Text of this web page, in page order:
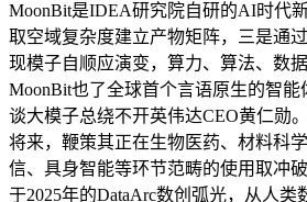
MoonBit是IDEA研究院自研的AI时代
取空域复杂度建立产物矩阵，三是通
现模子自顺应演变，算力、算法、数
MoonBit也了全球首个言语原生的智能
谈大模子总绕不开英伟达CEO黄仁勋。
将来，鞭策其正在生物医药、材料科
信、具身智能等环节范畴的使用取冲
于2025年的DataArc数创弧光，从人